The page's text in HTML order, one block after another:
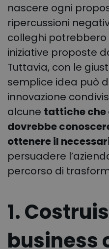
nascere ogni
ripercussioni
colleghi
iniziative proposte
Tuttavia, con le
semplice idea può
innovazione
alcune tattiche che
dovrebbe
ottenere il
persuadere
percorso di
1.
business